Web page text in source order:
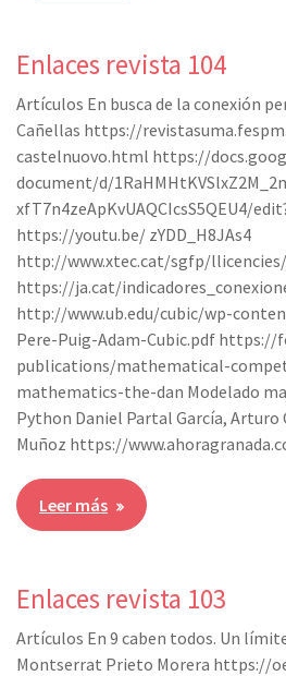
Enlaces revista 104
Artículos En busca de la conexión
Cañellas https://
castelnuovo.html https://
document/d/
xfT7n4zeApKvUAQCIcsS5QEU4/
https://youtu.be/ zYDD_H8JAs4
http://www.xtec.cat/sgfp/
https://ja.cat/
http://www.ub.edu/cubic/wp-
Pere-Puig-Adam-Cubic.pdf https://
publications/mathematical-
mathematics-the-dan Modelado
Python Daniel Partal García, Arturo
Muñoz https://
Leer más
Enlaces revista 103
Artículos En 9 caben todos. Un
Montserrat Prieto Morera https://